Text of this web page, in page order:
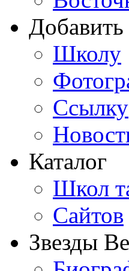
Добавить
Школу
Ссылку
Каталог
Школ
Сайтов
Звезды